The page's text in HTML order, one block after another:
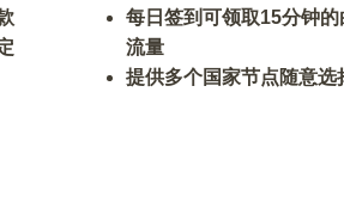
每日签到可领取15分钟
流量
提供多个国家节点随意选